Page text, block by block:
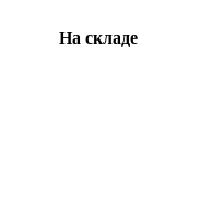
На складе